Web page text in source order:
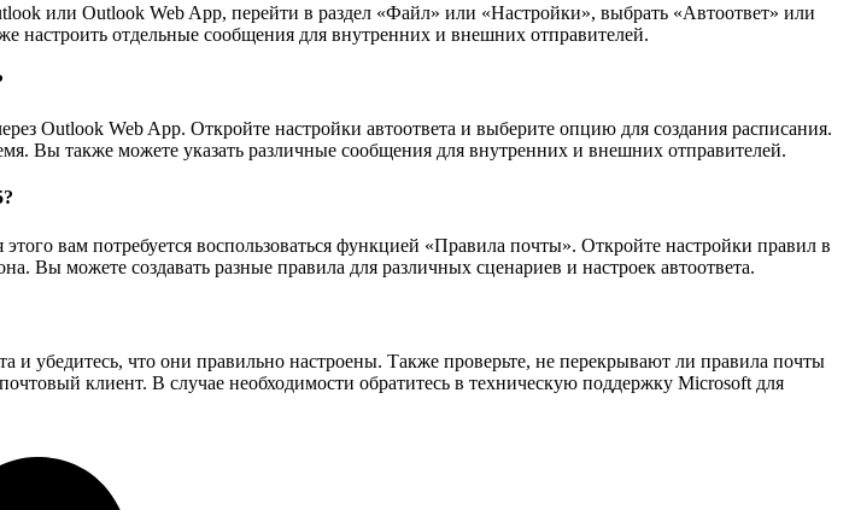
или Outlook Web App, перейти в раздел «Файл» или «Настройки», выбрать «Автоответ» или
настроить отдельные сообщения для внутренних и внешних отправителей.
Outlook Web App. Откройте настройки автоответа и выберите опцию для создания расписания.
Вы также можете указать различные сообщения для внутренних и внешних отправителей.
вам потребуется воспользоваться функцией «Правила почты». Откройте настройки правил в
Вы можете создавать разные правила для различных сценариев и настроек автоответа.
и убедитесь, что они правильно настроены. Также проверьте, не перекрывают ли правила почты
клиент. В случае необходимости обратитесь в техническую поддержку Microsoft для